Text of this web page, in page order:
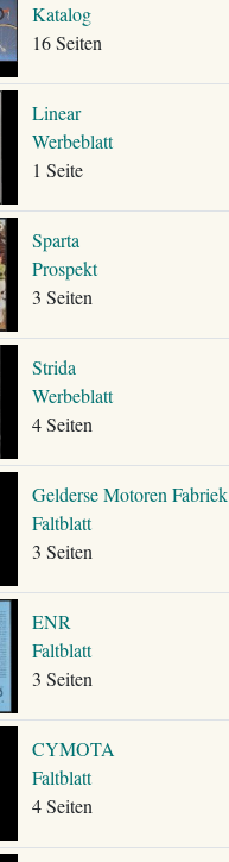
Katalog
16 Seiten
Linear
Werbeblatt
1 Seite
Sparta
Prospekt
3 Seiten
Strida
Werbeblatt
4 Seiten
Gelderse Motoren Fabriek
Faltblatt
3 Seiten
ENR
Faltblatt
3 Seiten
CYMOTA
Faltblatt
4 Seiten